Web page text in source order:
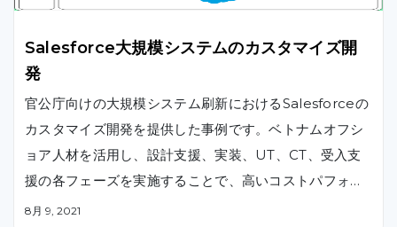
Salesforce大規模システムのカスタマイズ開
発
官公庁向けの大規模システム刷新におけるSalesforceの
カスタマイズ開発を提供した事例です。ベトナムオフシ
ョア人材を活用し、設計支援、実装、UT、CT、受入支
援の各フェーズを実施することで、高いコストパフォー
マンスを実現しました。
8月 9, 2021